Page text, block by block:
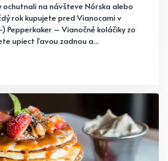
ochutnali na návšteve Nórska alebo
rok kupujete pred Vianocami v
Pepperkaker – Vianočné koláčiky zo
upiect ľavou zadnou a...